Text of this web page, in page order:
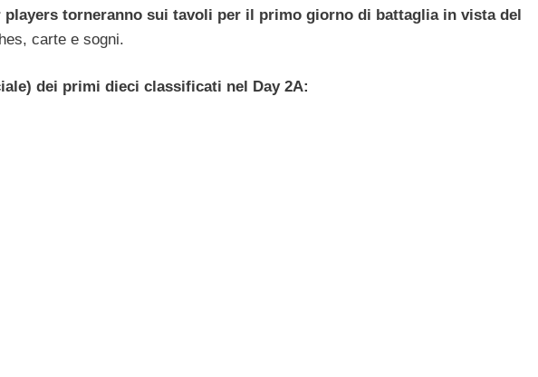
torneranno sui tavoli per il primo giorno di battaglia in vista del
carte e sogni.
dei primi dieci classificati nel Day 2A: